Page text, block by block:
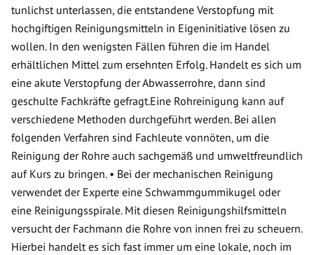
tunlichst unterlassen, die entstandene Verstopfung mit
hochgiftigen Reinigungsmitteln in Eigeninitiative lösen zu
wollen. In den wenigsten Fällen führen die im Handel
erhältlichen Mittel zum ersehnten Erfolg. Handelt es sich um
eine akute Verstopfung der Abwasserrohre, dann sind
geschulte Fachkräfte gefragt.Eine Rohreinigung kann auf
verschiedene Methoden durchgeführt werden. Bei allen
folgenden Verfahren sind Fachleute vonnöten, um die
Reinigung der Rohre auch sachgemäß und umweltfreundlich
auf Kurs zu bringen. • Bei der mechanischen Reinigung
verwendet der Experte eine Schwammgummikugel oder
eine Reinigungsspirale. Mit diesen Reinigungshilfsmitteln
versucht der Fachmann die Rohre von innen frei zu scheuern.
Hierbei handelt es sich fast immer um eine lokale, noch im